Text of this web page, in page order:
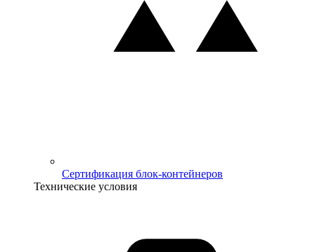
Сертификация блок-контейнеров
Технические условия